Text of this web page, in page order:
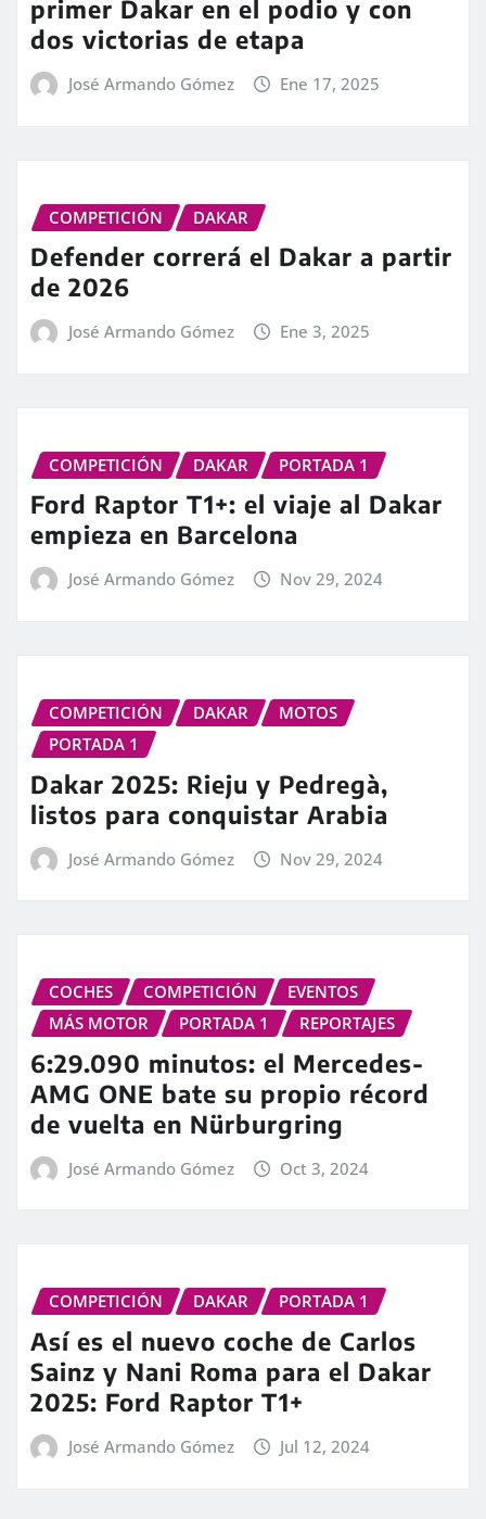
primer Dakar en el podio y con
dos victorias de etapa
José Armando Gómez Ene 17, 2025
COMPETICIÓN DAKAR
Defender correrá el Dakar a partir
de 2026
José Armando Gómez Ene 3, 2025
COMPETICIÓN DAKAR PORTADA 1
Ford Raptor T1+: el viaje al Dakar
empieza en Barcelona
José Armando Gómez Nov 29, 2024
COMPETICIÓN DAKAR
MOTOS
PORTADA 1
Dakar 2025: Rieju y Pedregà,
listos para conquistar Arabia
José Armando Gómez Nov 29, 2024
COCHES COMPETICIÓN
EVENTOS
MÁS MOTOR
PORTADA 1 REPORTAJES
6:29.090 minutos: el Mercedes-
AMG ONE bate su propio récord
de vuelta en Nürburgring
José Armando Gómez Oct 3, 2024
COMPETICIÓN DAKAR PORTADA 1
Así es el nuevo coche de Carlos
Sainz y Nani Roma para el Dakar
2025: Ford Raptor T1+
José Armando Gómez Jul 12, 2024